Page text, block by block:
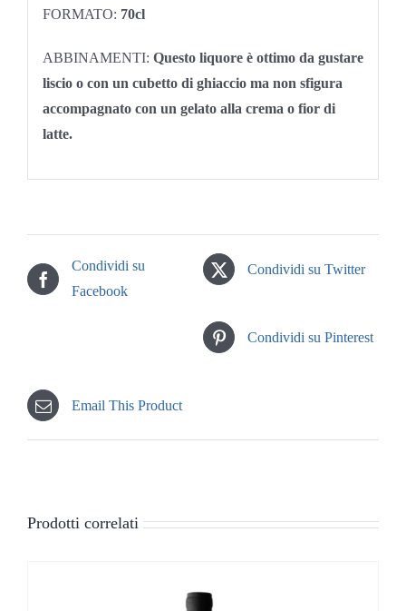
FORMATO: 70cl
ABBINAMENTI: Questo liquore è ottimo da gustare
liscio o con un cubetto di ghiaccio ma non sfigura
accompagnato con un gelato alla crema o fior di
latte.
Condividi su
Facebook
Condividi su Twitter
Condividi su Pinterest
Email This Product
Prodotti correlati